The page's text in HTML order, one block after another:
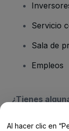
Servicio
Sala de
Empleos
¿Tienes
Centro
Al hacer clic en